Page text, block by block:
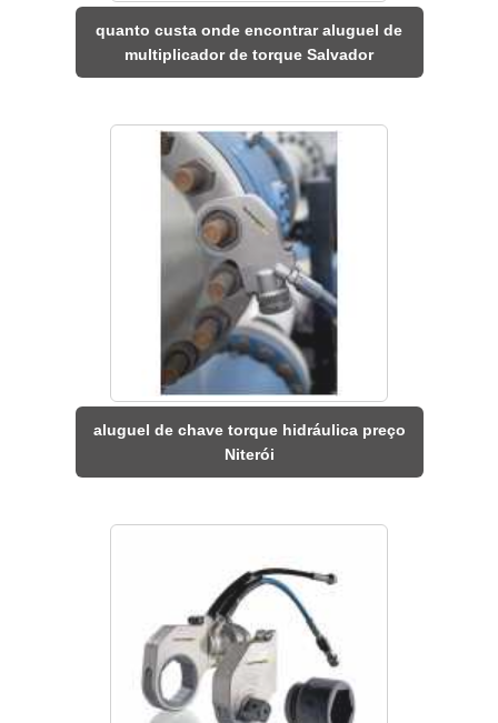
quanto custa onde encontrar aluguel de
multiplicador de torque Salvador
aluguel de chave torque hidráulica preço
Niterói